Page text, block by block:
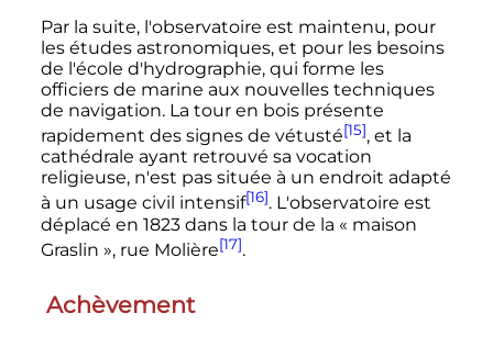
Par la suite, l'observatoire est maintenu, pour
les études astronomiques, et pour les besoins
de l'école d'hydrographie, qui forme les
officiers de marine aux nouvelles techniques
de navigation. La tour en bois présente
rapidement des signes de vétusté[15], et la
cathédrale ayant retrouvé sa vocation
religieuse, n'est pas située à un endroit adapté
à un usage civil intensif[16]. L'observatoire est
déplacé en 1823 dans la tour de la « maison
Graslin », rue Molière[17].
Achèvement